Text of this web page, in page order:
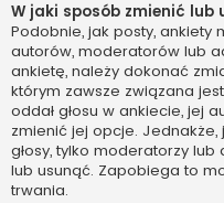
W jaki sposób zmienić lub
Podobnie, jak posty, ankiety
autorów, moderatorów lub
ankietę, należy dokonać
którym zawsze związana
oddał głosu w ankiecie, jej
zmienić jej opcje. Jednakże,
głosy, tylko moderatorzy
lub usunąć. Zapobiega to
trwania.